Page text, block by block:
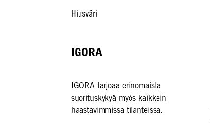
Hiusväri
IGORA
IGORA tarjoaa erinomaista
suorituskykyä myös kaikkein
haastavimmissa tilanteissa.